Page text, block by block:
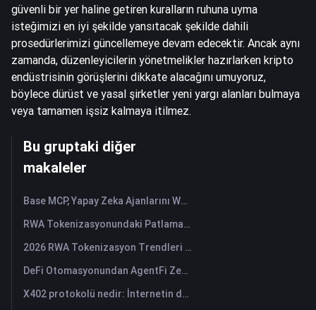
güvenli bir yer haline getiren kuralların ruhuna uyma
isteğimizi en iyi şekilde yansıtacak şekilde dahili
prosedürlerimizi güncellemeye devam edecektir. Ancak aynı
zamanda, düzenleyicilerin yönetmelikler hazırlarken kripto
endüstrisinin görüşlerini dikkate alacağını umuyoruz,
böylece dürüst ve yasal şirketler yeni yargı alanları bulmaya
veya tamamen işsiz kalmaya itilmez.
Bu gruptaki diğer
makaleler
Base MCP, Yapay Zeka Ajanlarını Web3 Varlık Asistanlarına Nasıl Dönüştürüyor?
RWA Tokenizasyonundaki Patlama: 7 Grafik
2026 RWA Tokenizasyon Trendleri ve TradFi'nin Yükselişi
DeFi Otomasyonundan AgentFi Zekasına: Zincir Üzeri Varlık Yönetiminin Yeni Çağı
X402 protokolü nedir: İnternetin değer değişim sistemini yeniden yapılandıran yeni bir teknolojik standart.